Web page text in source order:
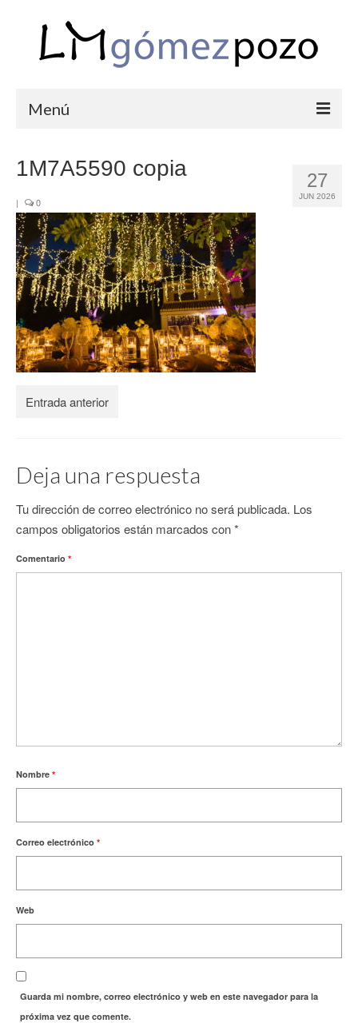
Menú
COMUNIONES
CORPORATIVAS
SEMANA SANTA
BLOG
SOBRE LM
27
JUN 2026
1M7A5590 copia
| 0
Entrada anterior
Deja una respuesta
Tu dirección de correo electrónico no será publicada. Los
campos obligatorios están marcados con*
Comentario *
Nombre *
Correo electrónico *
Web
Guarda mi nombre, correo electrónico y web en este navegador para la
próxima vez que comente.